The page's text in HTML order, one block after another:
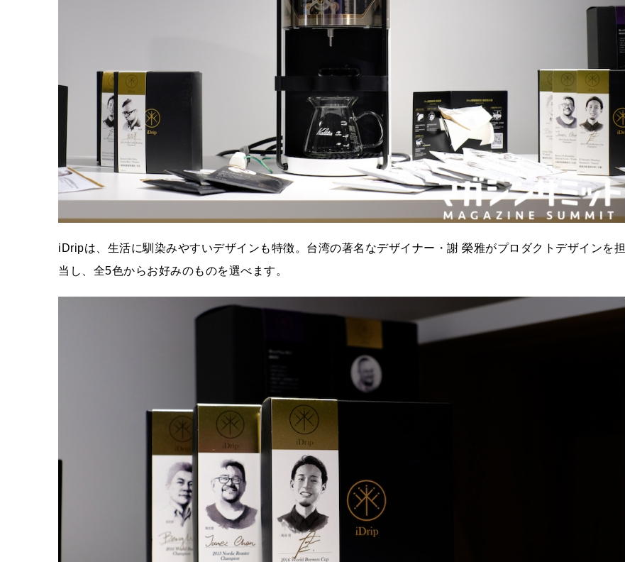
iDripは、生活に馴染みやすいデザインも特徴。台湾の著名なデザイナー・謝 榮雅がプロダクトデザインを担
当し、全5色からお好みのものを選べます。